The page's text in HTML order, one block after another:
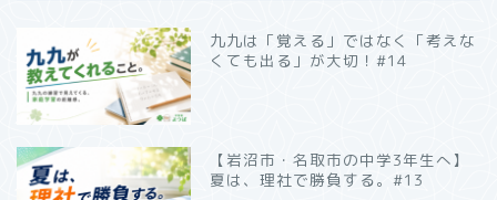
九九は「覚える」ではなく「考えな
くても出る」が大切！#14
【岩沼市・名取市の中学3年生へ】
夏は、理社で勝負する。#13